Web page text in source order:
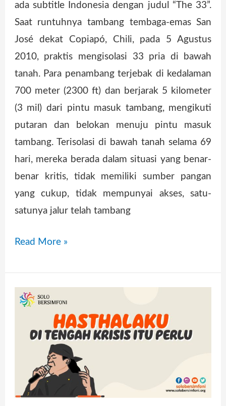
ada subtitle Indonesia dengan judul “The 33”.
Saat runtuhnya tambang tembaga-emas San
José dekat Copiapó, Chili, pada 5 Agustus
2010, praktis mengisolasi 33 pria di bawah
tanah. Para penambang terjebak di kedalaman
700 meter (2300 ft) dan berjarak 5 kilometer
(3 mil) dari pintu masuk tambang, mengikuti
putaran dan belokan menuju pintu masuk
tambang. Terisolasi di bawah tanah selama 69
hari, mereka berada dalam situasi yang benar-
benar kritis, tidak memiliki sumber pangan
yang cukup, tidak mempunyai akses, satu-
satunya jalur telah tambang
Read More »
“Hasthalaku
Tengah
Perlu”